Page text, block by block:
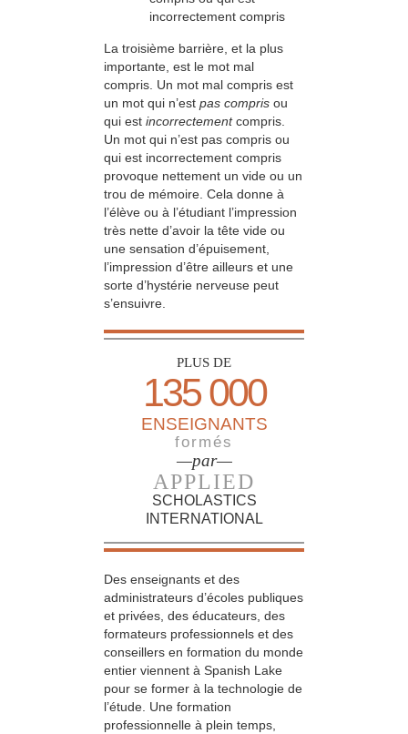
incorrectement compris
La troisième barrière, et la plus
importante, est le mot mal
compris. Un mot mal compris est
un mot qui n’est pas compris ou
qui est incorrectementcompris.
Un mot qui n’est pas compris ou
qui est incorrectement compris
provoque nettement un vide ou un
trou de mémoire. Cela donne à
l’élève ou à l’étudiant l’impression
très nette d’avoir la tête vide ou
une sensation d’épuisement,
l’impression d’être ailleurs et une
sorte d’hystérie nerveuse peut
s’ensuivre.
PLUS DE
135 000
ENSEIGNANTS
formés
—par—
APPLIED
SCHOLASTICS
INTERNATIONAL
Des enseignants et des
administrateurs d’écoles publiques
et privées, des éducateurs, des
formateurs professionnels et des
conseillers en formation du monde
entier viennent à Spanish Lake
pour se former à la technologie de
l’étude. Une formation
professionnelle à plein temps,